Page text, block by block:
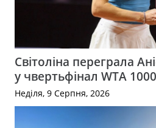
Світоліна переграла
у чвертьфінал WTA
Неділя, 9 Серпня, 2026